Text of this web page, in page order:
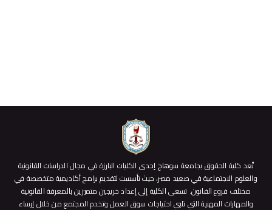
تُعد كلية الحقوق بجامعة سوهاج إحدى الكليات البارزة في مجال الدراسات القانونية
والعلوم الاجتماعية في صعيد مصر، حيث تأسست لتقديم برامج أكاديمية متخصصة في
مختلف فروع القانون. تسعى الكلية إلى إعداد خريجين متميزين بالمعرفة القانونية
والمهارات المهنية التي تلبي احتياجات سوق العمل وتخدم المجتمع من خلال إرساء